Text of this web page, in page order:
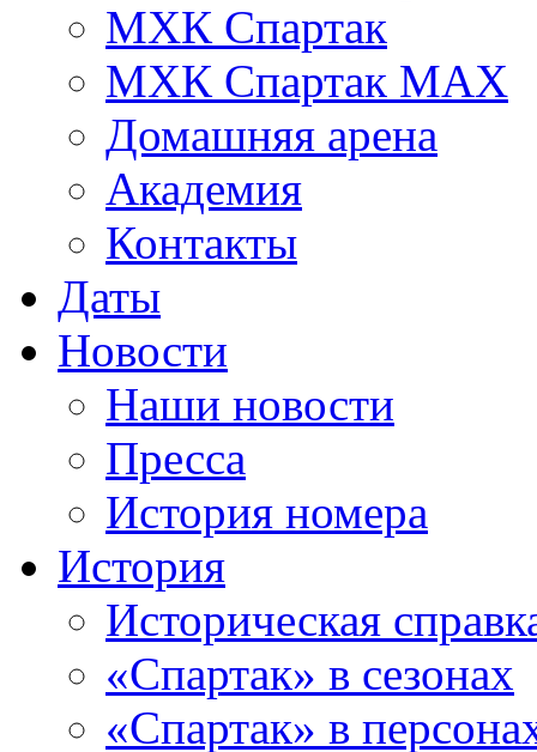
МХК Спартак
МХК Спартак МАХ
Домашняя арена
Академия
Контакты
Даты
Новости
Наши новости
Пресса
История номера
История
Историческая
«Спартак» в сезонах
«Спартак» в